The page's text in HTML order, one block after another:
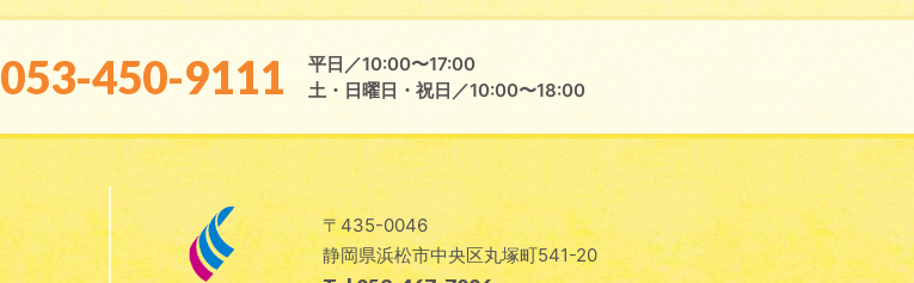
053-450-9111
平日／10:00〜17:00
土・日曜日・祝日／10:00〜18:00
〒435-0046
静岡県浜松市中央区丸塚町541-20